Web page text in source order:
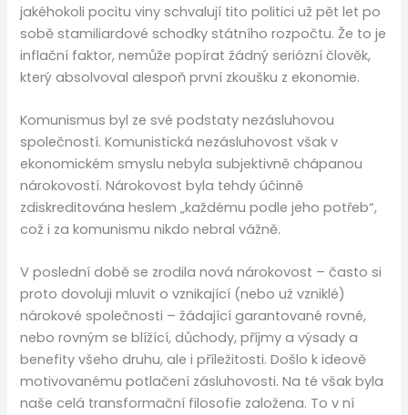
jakéhokoli pocitu viny schvalují tito politici už pět let po
sobě stamiliardové schodky státního rozpočtu. Že to je
inflační faktor, nemůže popírat žádný seriózní člověk,
který absolvoval alespoň první zkoušku z ekonomie.
Komunismus byl ze své podstaty nezásluhovou
společností. Komunistická nezásluhovost však v
ekonomickém smyslu nebyla subjektivně chápanou
nárokovostí. Nárokovost byla tehdy účinně
zdiskreditována heslem „každému podle jeho potřeb“,
což i za komunismu nikdo nebral vážně.
V poslední době se zrodila nová nárokovost – často si
proto dovoluji mluvit o vznikající (nebo už vzniklé)
nárokové společnosti – žádající garantované rovné,
nebo rovným se blížící, důchody, příjmy a výsady a
benefity všeho druhu, ale i příležitosti. Došlo k ideově
motivovanému potlačení zásluhovosti. Na té však byla
naše celá transformační filosofie založena. To v ní